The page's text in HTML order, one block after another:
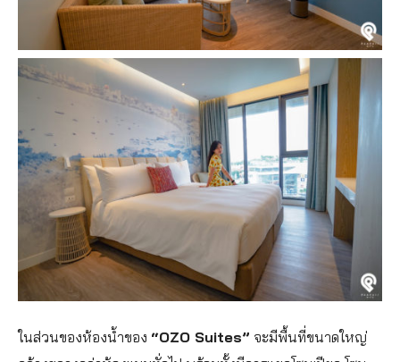
ในส่วนของห้องน้ำของ “OZO Suites” จะมีพื้นที่ขนาดใหญ่